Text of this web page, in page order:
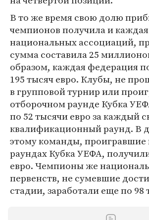
В то же время свою долю
чемпионов получила и каждая
национальных ассоциаций,
сумма составила 25
образом, каждая федерация
195 тысяч евро. Клубы, не
в групповой турнир или
отборочном раунде Кубка
по 52 тысячи евро за каждый
квалификационный раунд. В
этому команды, проигравшие
раундах Кубка УЕФА,
евро. Чемпионы же
первенств, не сумевшие
стадии, заработали еще по 98